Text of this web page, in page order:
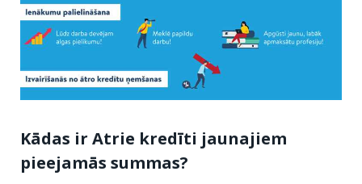
Kādas ir Atrie kredīti jaunajiem
pieejamās summas?